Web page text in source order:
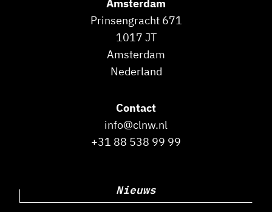
Amsterdam
Prinsengracht 671
1017 JT
Amsterdam
Nederland
Contact
info@clnw.nl
+31 88 538 99 99
Nieuws